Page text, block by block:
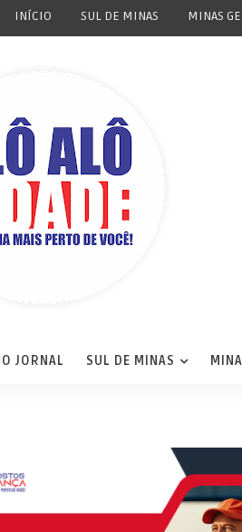
INÍCIO SUL DE MINAS MINAS
O JORNAL SUL DE MINAS